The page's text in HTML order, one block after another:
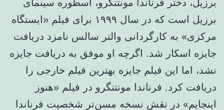
برزیل، دختر فرناندا مونتنگرو، اسطوره سینمای
برزیل است که در سال ۱۹۹۹ برای فیلم «ایستگاه
مرکزی» به کارگردانی والتر سالس نامزد دریافت
جایزه اسکار شد. اگرچه او موفق به دریافت جایزه
نشد، اما این فیلم جایزه بهترین فیلم خارجی را
دریافت کرد. فرناندا مونتنگرو در فیلم «هنوز
اینجایم» در نقش نسخه مسن‌تر شخصیت فرناندا